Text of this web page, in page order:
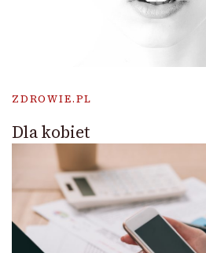
ZDROWIE.PL
Dla kobiet